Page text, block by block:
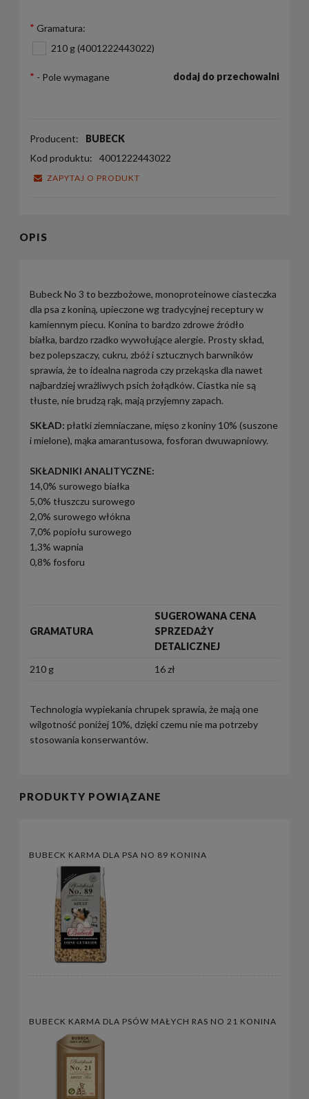
* Gramatura:
210 g (4001222443022)
dodaj do przechowalni
* - Pole wymagane
Producent:
BUBECK
Kod produktu:
4001222443022
ZAPYTAJ O PRODUKT
OPIS
Bubeck No 3 to bezzbożowe, monoproteinowe ciasteczka
dla psa z koniną, upieczone wg tradycyjnej receptury w
kamiennym piecu. Konina to bardzo zdrowe źródło
białka, bardzo rzadko wywołujące alergie. Prosty skład,
bez polepszaczy, cukru, zbóż i sztucznych barwników
sprawia, że to idealna nagroda czy przekąska dla nawet
najbardziej wrażliwych psich żołądków. Ciastka nie są
tłuste, nie brudzą rąk, mają przyjemny zapach.
SKŁAD: płatki ziemniaczane, mięso z koniny 10% (suszone
i mielone), mąka amarantusowa, fosforan dwuwapniowy.
SKŁADNIKI ANALITYCZNE:
14,0% surowego białka
5,0% tłuszczu surowego
2,0% surowego włókna
7,0% popiołu surowego
1,3% wapnia
0,8% fosforu
GRAMATURA
SUGEROWANA CENA
SPRZEDAŻY
DETALICZNEJ
210 g
16 zł
Technologia wypiekania chrupek sprawia, że mają one
wilgotność poniżej 10%, dzięki czemu nie ma potrzeby
stosowania konserwantów.
PRODUKTY POWIĄZANE
BUBECK KARMA DLA PSA NO 89 KONINA
BUBECK KARMA DLA PSÓW MAŁYCH RAS NO 21 KONINA